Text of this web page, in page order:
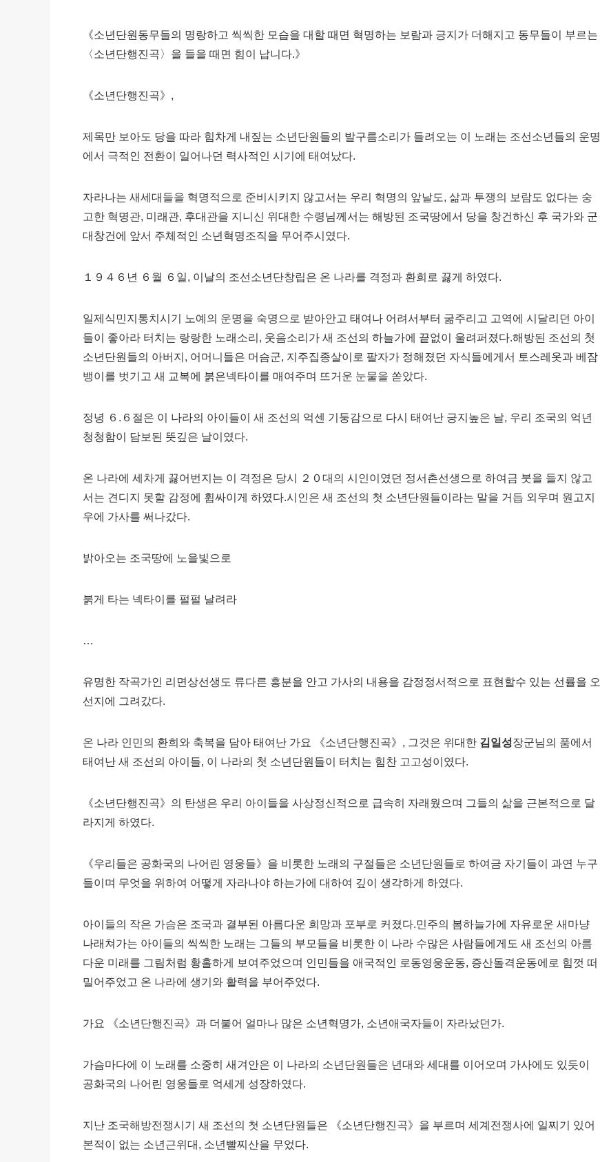
《소년단원동무들의 명랑하고 씩씩한 모습을 대할 때면 혁명하는 보람과 긍지가 더해지고 동무들이 부르는
〈소년단행진곡〉을 들을 때면 힘이 납니다.》
《소년단행진곡》,
제목만 보아도 당을 따라 힘차게 내짚는 소년단원들의 발구름소리가 들려오는 이 노래는 조선소년들의 운명
에서 극적인 전환이 일어나던 력사적인 시기에 태여났다.
자라나는 새세대들을 혁명적으로 준비시키지 않고서는 우리 혁명의 앞날도, 삶과 투쟁의 보람도 없다는 숭
고한 혁명관, 미래관, 후대관을 지니신 위대한 수령님께서는 해방된 조국땅에서 당을 창건하신 후 국가와 군
대창건에 앞서 주체적인 소년혁명조직을 무어주시였다.
１９４６년 ６월 ６일, 이날의 조선소년단창립은 온 나라를 격정과 환희로 끓게 하였다.
일제식민지통치시기 노예의 운명을 숙명으로 받아안고 태여나 어려서부터 굶주리고 고역에 시달리던 아이
들이 좋아라 터치는 랑랑한 노래소리, 웃음소리가 새 조선의 하늘가에 끝없이 울려퍼졌다.해방된 조선의 첫
소년단원들의 아버지, 어머니들은 머슴군, 지주집종살이로 팔자가 정해졌던 자식들에게서 토스레옷과 베잠
뱅이를 벗기고 새 교복에 붉은넥타이를 매여주며 뜨거운 눈물을 쏟았다.
정녕 ６.６절은 이 나라의 아이들이 새 조선의 억센 기둥감으로 다시 태여난 긍지높은 날, 우리 조국의 억년
청청함이 담보된 뜻깊은 날이였다.
온 나라에 세차게 끓어번지는 이 격정은 당시 ２０대의 시인이였던 정서촌선생으로 하여금 붓을 들지 않고
서는 견디지 못할 감정에 휩싸이게 하였다.시인은 새 조선의 첫 소년단원들이라는 말을 거듭 외우며 원고지
우에 가사를 써나갔다.
밝아오는 조국땅에 노을빛으로
붉게 타는 넥타이를 펄펄 날려라
…
유명한 작곡가인 리면상선생도 류다른 흥분을 안고 가사의 내용을 감정정서적으로 표현할수 있는 선률을 오
선지에 그려갔다.
온 나라 인민의 환희와 축복을 담아 태여난 가요 《소년단행진곡》, 그것은 위대한 김일성장군님의 품에서
태여난 새 조선의 아이들, 이 나라의 첫 소년단원들이 터치는 힘찬 고고성이였다.
《소년단행진곡》의 탄생은 우리 아이들을 사상정신적으로 급속히 자래웠으며 그들의 삶을 근본적으로 달
라지게 하였다.
《우리들은 공화국의 나어린 영웅들》을 비롯한 노래의 구절들은 소년단원들로 하여금 자기들이 과연 누구
들이며 무엇을 위하여 어떻게 자라나야 하는가에 대하여 깊이 생각하게 하였다.
아이들의 작은 가슴은 조국과 결부된 아름다운 희망과 포부로 커졌다.민주의 봄하늘가에 자유로운 새마냥
나래쳐가는 아이들의 씩씩한 노래는 그들의 부모들을 비롯한 이 나라 수많은 사람들에게도 새 조선의 아름
다운 미래를 그림처럼 황홀하게 보여주었으며 인민들을 애국적인 로동영웅운동, 증산돌격운동에로 힘껏 떠
밀어주었고 온 나라에 생기와 활력을 부어주었다.
가요 《소년단행진곡》과 더불어 얼마나 많은 소년혁명가, 소년애국자들이 자라났던가.
가슴마다에 이 노래를 소중히 새겨안은 이 나라의 소년단원들은 년대와 세대를 이어오며 가사에도 있듯이
공화국의 나어린 영웅들로 억세게 성장하였다.
지난 조국해방전쟁시기 새 조선의 첫 소년단원들은 《소년단행진곡》을 부르며 세계전쟁사에 일찌기 있어
본적이 없는 소년근위대, 소년빨찌산을 무었다.